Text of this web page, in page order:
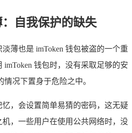
自我保护的缺失
薄也是 imToken 钱包被盗的一个重
钱包时，没有采取足够的安
况下置身于危险之中。
，会设置简单易猜的密码，这无疑
，一些用户在使用公共网络时，没